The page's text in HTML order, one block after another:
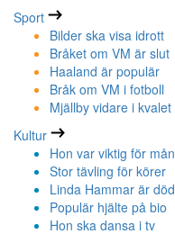
Sport
Bilder ska visa idrott
Bråket om VM är slut
Haaland är populär
Bråk om VM i fotboll
Mjällby vidare i kvalet
Kultur
Hon var viktig för
Stor tävling för körer
Linda Hammar är död
Populär hjälte på bio
Hon ska dansa i tv